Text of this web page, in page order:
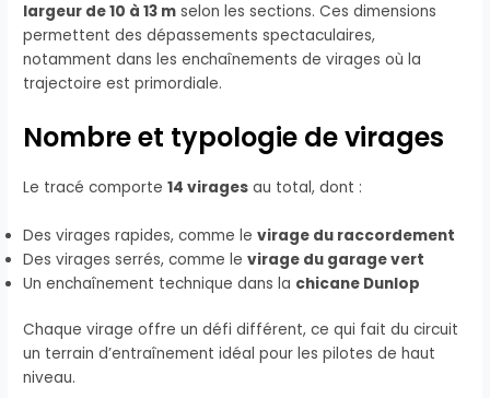
largeur de 10 à 13 m selon les sections. Ces dimensions
permettent des dépassements spectaculaires,
notamment dans les enchaînements de virages où la
trajectoire est primordiale.
Nombre et typologie de virages
Le tracé comporte14 virages au total, dont :
Des virages rapides, comme levirage du raccordement
Des virages serrés, comme levirage du garage vert
Un enchaînement technique dans la chicane Dunlop
Chaque virage offre un défi différent, ce qui fait du circuit
un terrain d’entraînement idéal pour les pilotes de haut
niveau.